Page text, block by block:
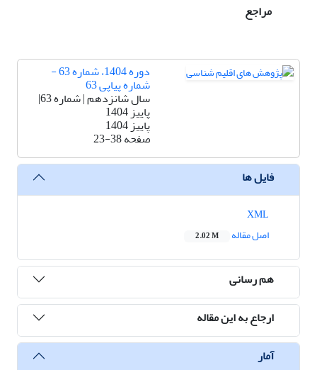
مراجع
دوره 1404، شماره 63 -
شماره پیاپی 63
سال شانزدهم | شماره 63|
پاییز 1404
پاییز 1404
صفحه23-38
فایل ها
اصل مقاله
2.02 M
هم رسانی
ارجاع به این مقاله
آمار